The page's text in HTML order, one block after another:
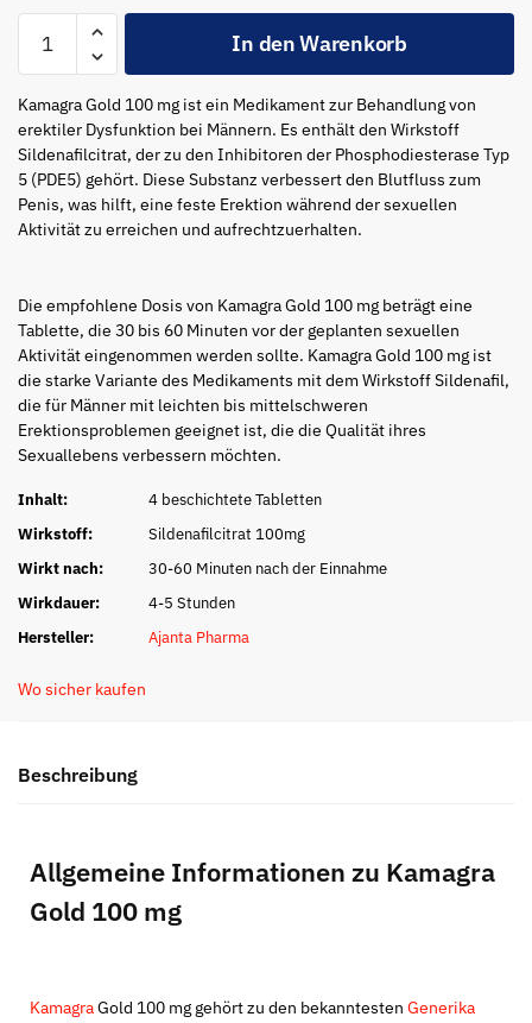
In den Warenkorb
Kamagra Gold 100 mg ist ein Medikament zur Behandlung von
erektiler Dysfunktion bei Männern. Es enthält den Wirkstoff
Sildenafilcitrat, der zu den Inhibitoren der Phosphodiesterase Typ
5 (PDE5) gehört. Diese Substanz verbessert den Blutfluss zum
Penis, was hilft, eine feste Erektion während der sexuellen
Aktivität zu erreichen und aufrechtzuerhalten.
Die empfohlene Dosis von Kamagra Gold 100 mg beträgt eine
Tablette, die 30 bis 60 Minuten vor der geplanten sexuellen
Aktivität eingenommen werden sollte. Kamagra Gold 100 mg ist
die starke Variante des Medikaments mit dem Wirkstoff Sildenafil,
die für Männer mit leichten bis mittelschweren
Erektionsproblemen geeignet ist, die die Qualität ihres
Sexuallebens verbessern möchten.
Inhalt:
4 beschichtete Tabletten
Wirkstoff:
Sildenafilcitrat 100mg
Wirkt nach:
30-60 Minuten nach der Einnahme
Wirkdauer:
4-5 Stunden
Hersteller:
Ajanta Pharma
Wo sicher kaufen
Beschreibung
Allgemeine Informationen zu Kamagra
Gold 100 mg
KamagraGold 100 mg gehört zu den bekanntesten Generika